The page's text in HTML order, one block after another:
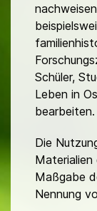
Schüler,
Leben in
bearbeiten.
Die
Maßgabe
Nennung